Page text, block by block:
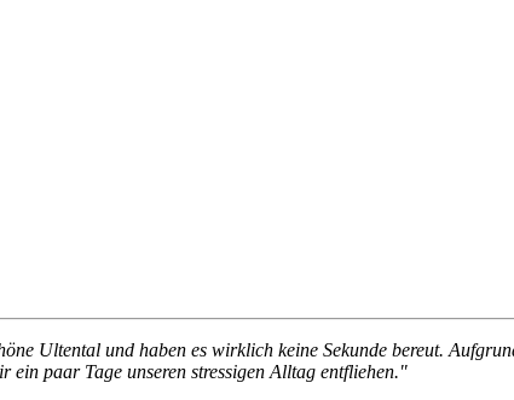
Ultental und haben es wirklich keine Sekunde bereut.
paar Tage unseren stressigen Alltag entfliehen."